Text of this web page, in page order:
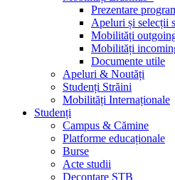
Prezentare
Apeluri și selecții
Mobilități
Mobilități
Documente utile
Apeluri & Noutăți
Studenți Străini
Mobilități Internaționale
Studenți
Campus & Cămine
Platforme educaționale
Burse
Acte studii
Decontare STB